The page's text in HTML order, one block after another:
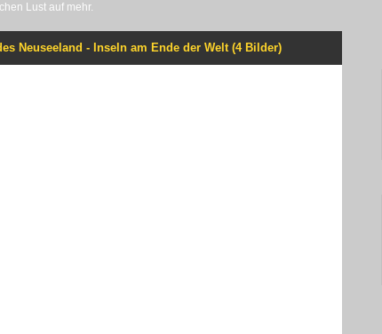
Lust auf mehr.
Neuseeland - Inseln am Ende der Welt (4 Bilder)